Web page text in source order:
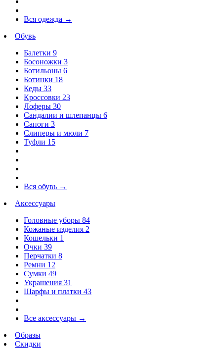
Вся одежда →
Обувь
Балетки 9
Босоножки 3
Ботильоны 6
Ботинки 18
Кеды 33
Кроссовки 23
Лоферы 30
Сандалии и шлепанцы 6
Сапоги 3
Слиперы и мюли 7
Туфли 15
Вся обувь →
Аксессуары
Головные уборы 84
Кожаные изделия 2
Кошельки 1
Очки 39
Перчатки 8
Ремни 12
Сумки 49
Украшения 31
Шарфы и платки 43
Все аксессуары →
Образы
Скидки